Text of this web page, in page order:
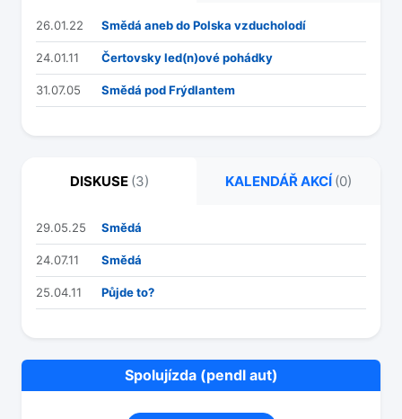
26.01.22 Smědá aneb do Polska vzducholodí
24.01.11 Čertovsky led(n)ové pohádky
31.07.05 Smědá pod Frýdlantem
DISKUSE (3) KALENDÁŘ AKCÍ (0)
29.05.25 Smědá
24.07.11 Smědá
25.04.11 Půjde to?
Spolujízda (pendl aut)